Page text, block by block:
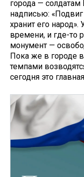
города —
надписью:
хранит его
времени, и где-то
монумент —
Пока же в городе
темпами
сегодня это